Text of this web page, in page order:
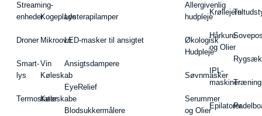
Streaming-
enheder
Droner
Smart-
lys
Termostater
Kogeplade
Mikroovn
Vin
Køleskab
Køleskabe
Lysterapilamper
LED-masker til ansigtet
Ansigtsdampere
EyeRelief
Blodsukkermålere
Allergivenlig
hudpleje
Økologisk
Hudpleje
Søvnmasker
Serummer
og Olier
Krøllejern
Hårkure
og Olier
IPL-
maskiner
Epilatorer